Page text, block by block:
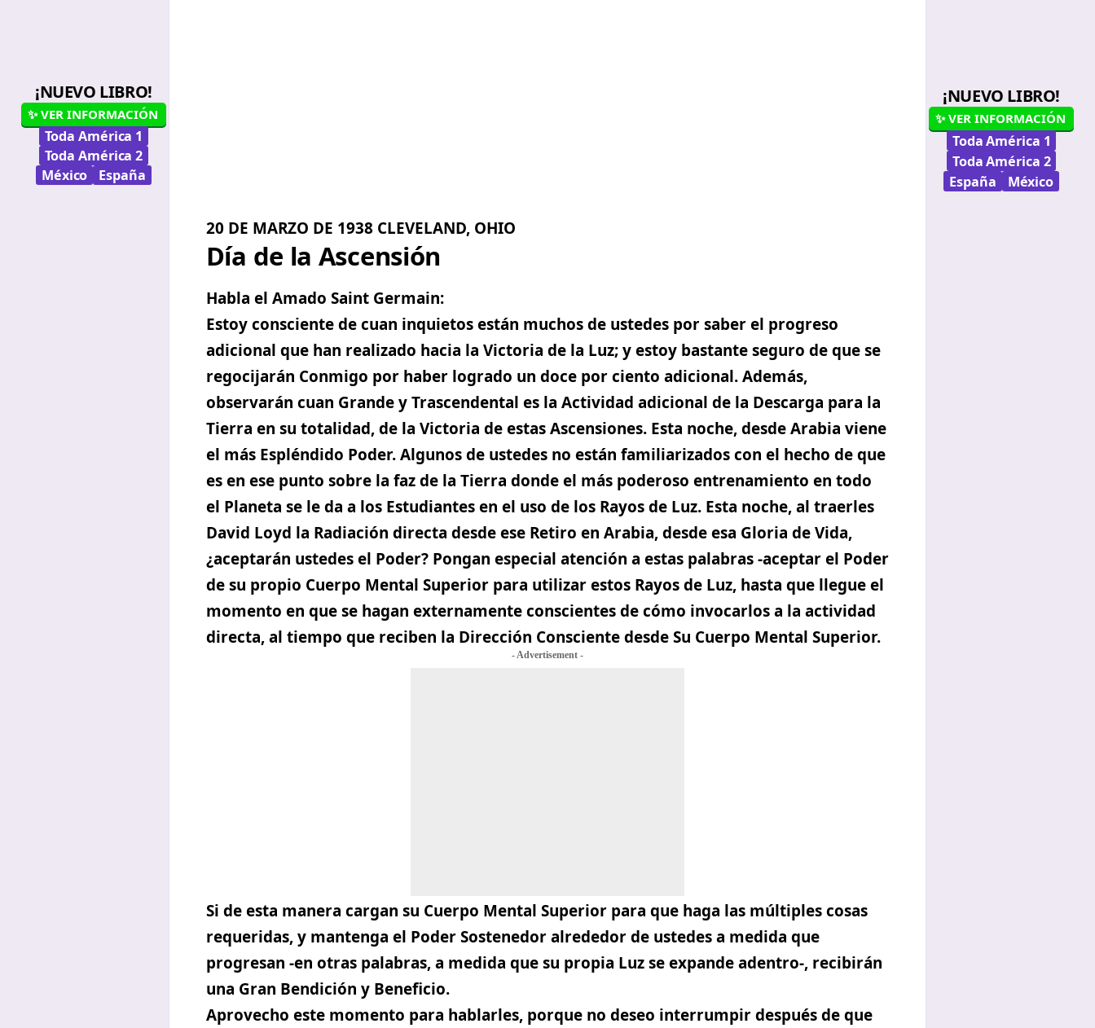
¡NUEVO LIBRO!
✨ VER INFORMACIÓN
Toda América 1
Toda América 2
México
España
20 DE MARZO DE 1938 CLEVELAND, OHIO
Día de la Ascensión
Habla el Amado Saint Germain:
Estoy consciente de cuan inquietos están muchos de ustedes por saber el progreso
adicional que han realizado hacia la Victoria de la Luz; y estoy bastante seguro de que se
regocijarán Conmigo por haber logrado un doce por ciento adicional. Además,
observarán cuan Grande y Trascendental es la Actividad adicional de la Descarga para la
Tierra en su totalidad, de la Victoria de estas Ascensiones. Esta noche, desde Arabia viene
el más Espléndido Poder. Algunos de ustedes no están familiarizados con el hecho de que
es en ese punto sobre la faz de la Tierra donde el más poderoso entrenamiento en todo
el Planeta se le da a los Estudiantes en el uso de los Rayos de Luz. Esta noche, al traerles
David Loyd la Radiación directa desde ese Retiro en Arabia, desde esa Gloria de Vida,
¿aceptarán ustedes el Poder? Pongan especial atención a estas palabras -aceptar el Poder
de su propio Cuerpo Mental Superior para utilizar estos Rayos de Luz, hasta que llegue el
momento en que se hagan externamente conscientes de cómo invocarlos a la actividad
directa, al tiempo que reciben la Dirección Consciente desde Su Cuerpo Mental Superior.
- Advertisement -
Si de esta manera cargan su Cuerpo Mental Superior para que haga las múltiples cosas
requeridas, y mantenga el Poder Sostenedor alrededor de ustedes a medida que
progresan -en otras palabras, a medida que su propia Luz se expande adentro-, recibirán
una Gran Bendición y Beneficio.
Aprovecho este momento para hablarles, porque no deseo interrumpir después de que
¡NUEVO LIBRO!
✨ VER INFORMACIÓN
Toda América 1
Toda América 2
España
México